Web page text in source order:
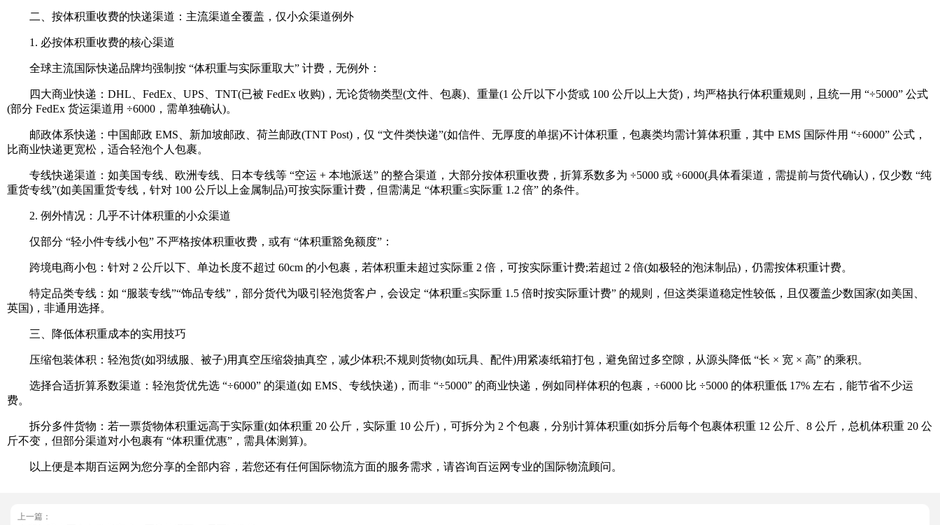
二、按体积重收费的快递渠道：主流渠道全覆盖，仅小众渠道例外
1. 必按体积重收费的核心渠道
全球主流国际快递品牌均强制按 “体积重与实际重取大” 计费，无例外：
四大商业快递：DHL、FedEx、UPS、TNT(已被 FedEx 收购)，无论货物类型(文件、包裹)、重量(1 公斤以下小货或 100 公斤以上大货)，均严格执行体积重规则，且统一用 “÷5000” 公式
(部分 FedEx 货运渠道用 ÷6000，需单独确认)。
邮政体系快递：中国邮政 EMS、新加坡邮政、荷兰邮政(TNT Post)，仅 “文件类快递”(如信件、无厚度的单据)不计体积重，包裹类均需计算体积重，其中 EMS 国际件用 “÷6000” 公式，
比商业快递更宽松，适合轻泡个人包裹。
专线快递渠道：如美国专线、欧洲专线、日本专线等 “空运 + 本地派送” 的整合渠道，大部分按体积重收费，折算系数多为 ÷5000 或 ÷6000(具体看渠道，需提前与货代确认)，仅少数 “纯
重货专线”(如美国重货专线，针对 100 公斤以上金属制品)可按实际重计费，但需满足 “体积重≤实际重 1.2 倍” 的条件。
2. 例外情况：几乎不计体积重的小众渠道
仅部分 “轻小件专线小包” 不严格按体积重收费，或有 “体积重豁免额度”：
跨境电商小包：针对 2 公斤以下、单边长度不超过 60cm 的小包裹，若体积重未超过实际重 2 倍，可按实际重计费;若超过 2 倍(如极轻的泡沫制品)，仍需按体积重计费。
特定品类专线：如 “服装专线”“饰品专线”，部分货代为吸引轻泡货客户，会设定 “体积重≤实际重 1.5 倍时按实际重计费” 的规则，但这类渠道稳定性较低，且仅覆盖少数国家(如美国、
英国)，非通用选择。
三、降低体积重成本的实用技巧
压缩包装体积：轻泡货(如羽绒服、被子)用真空压缩袋抽真空，减少体积;不规则货物(如玩具、配件)用紧凑纸箱打包，避免留过多空隙，从源头降低 “长 × 宽 × 高” 的乘积。
选择合适折算系数渠道：轻泡货优先选 “÷6000” 的渠道(如 EMS、专线快递)，而非 “÷5000” 的商业快递，例如同样体积的包裹，÷6000 比 ÷5000 的体积重低 17% 左右，能节省不少运
费。
拆分多件货物：若一票货物体积重远高于实际重(如体积重 20 公斤，实际重 10 公斤)，可拆分为 2 个包裹，分别计算体积重(如拆分后每个包裹体积重 12 公斤、8 公斤，总机体积重 20 公
斤不变，但部分渠道对小包裹有 “体积重优惠”，需具体测算)。
以上便是本期百运网为您分享的全部内容，若您还有任何国际物流方面的服务需求，请咨询百运网专业的国际物流顾问。
上一篇：